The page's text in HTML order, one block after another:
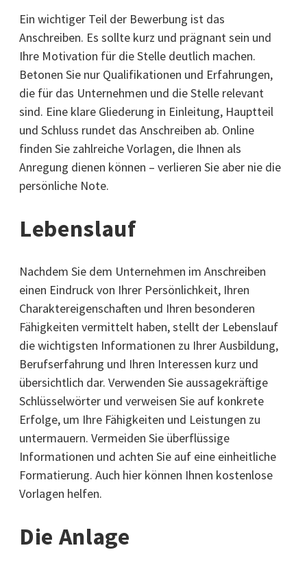
Ein wichtiger Teil der Bewerbung ist das
Anschreiben. Es sollte kurz und prägnant sein und
Ihre Motivation für die Stelle deutlich machen.
Betonen Sie nur Qualifikationen und Erfahrungen,
die für das Unternehmen und die Stelle relevant
sind. Eine klare Gliederung in Einleitung, Hauptteil
und Schluss rundet das Anschreiben ab. Online
finden Sie zahlreiche Vorlagen, die Ihnen als
Anregung dienen können – verlieren Sie aber nie die
persönliche Note.
Lebenslauf
Nachdem Sie dem Unternehmen im Anschreiben
einen Eindruck von Ihrer Persönlichkeit, Ihren
Charaktereigenschaften und Ihren besonderen
Fähigkeiten vermittelt haben, stellt der Lebenslauf
die wichtigsten Informationen zu Ihrer Ausbildung,
Berufserfahrung und Ihren Interessen kurz und
übersichtlich dar. Verwenden Sie aussagekräftige
Schlüsselwörter und verweisen Sie auf konkrete
Erfolge, um Ihre Fähigkeiten und Leistungen zu
untermauern. Vermeiden Sie überflüssige
Informationen und achten Sie auf eine einheitliche
Formatierung. Auch hier können Ihnen kostenlose
Vorlagen helfen.
Die Anlage